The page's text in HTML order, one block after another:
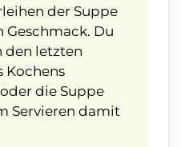
der Suppe
Geschmack. Du
den letzten
Kochens
die Suppe
Servieren damit